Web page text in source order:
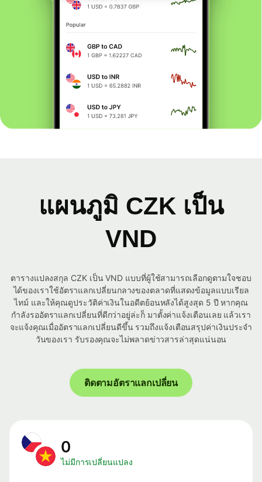
แผนภูมิ CZK เป็น
VND
ตารางแปลงสกุล CZK เป็น VND แบบที่ผู้ใช้สามารถเลือกดูตามใจชอบ
ได้ของเราใช้อัตราแลกเปลี่ยนกลางของตลาดที่แสดงข้อมูลแบบเรียล
ไทม์ และให้คุณดูประวัติค่าเงินในอดีตย้อนหลังได้สูงสุด 5 ปี หากคุณ
กำลังรออัตราแลกเปลี่ยนที่ดีกว่าอยู่ล่ะก็ มาตั้งค่าแจ้งเตือนเลย แล้วเรา
จะแจ้งคุณเมื่ออัตราแลกเปลี่ยนดีขึ้น รวมถึงแจ้งเตือนสรุปค่าเงินประจำ
วันของเรา รับรองคุณจะไม่พลาดข่าวสารล่าสุดแน่นอน
ติดตามอัตราแลกเปลี่ยน
0
ไม่มีการเปลี่ยนแปลง